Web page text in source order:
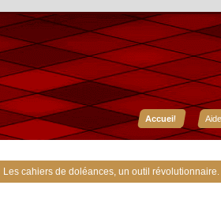
Accueil
Aide
Les cahiers de doléances, un outil révolutionnaire.